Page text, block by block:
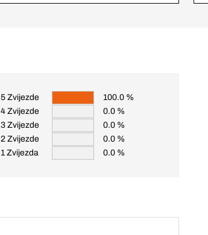
5 Zvijezde
100.0 %
4 Zvijezde
0.0 %
3 Zvijezde
0.0 %
2 Zvijezde
0.0 %
1 Zvijezda
0.0 %